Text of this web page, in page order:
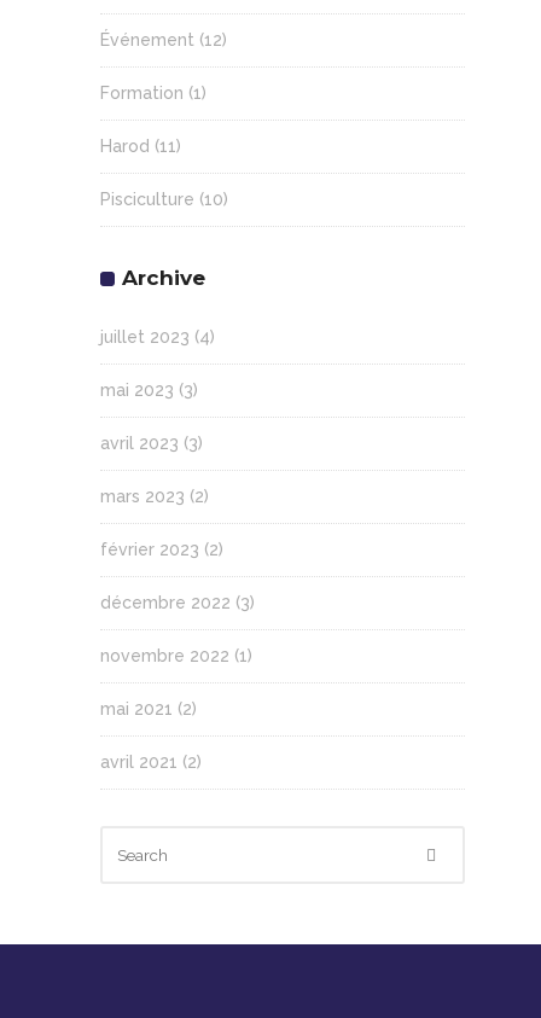
Événement (12)
Formation (1)
Harod (11)
Pisciculture (10)
Archive
juillet 2023 (4)
mai 2023 (3)
avril 2023 (3)
mars 2023 (2)
février 2023 (2)
décembre 2022 (3)
novembre 2022 (1)
mai 2021 (2)
avril 2021 (2)